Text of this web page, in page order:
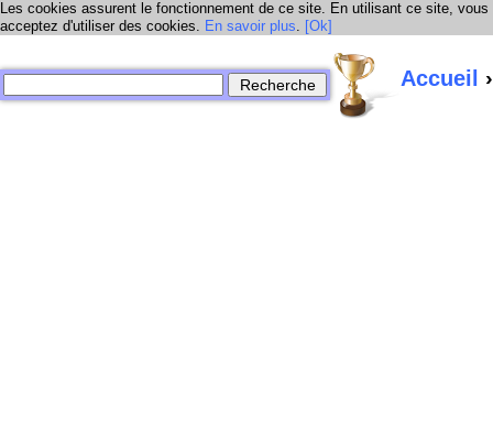
Les cookies assurent le fonctionnement de ce site. En utilisant ce site, vous
acceptez d'utiliser des cookies. En savoir plus. [Ok]
Accueil